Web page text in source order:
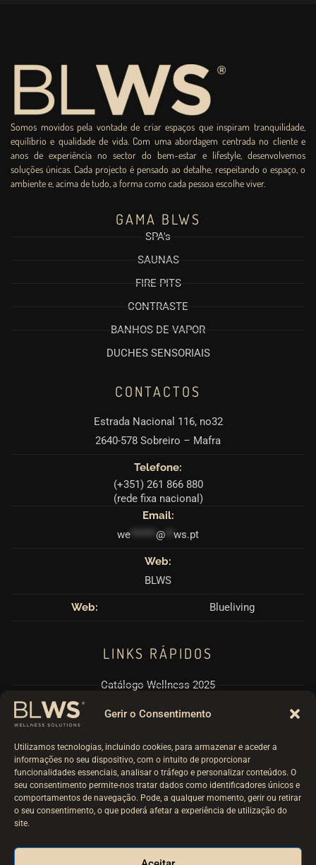
Gerir o Consentimento
Utilizamos tecnologias, incluindo cookies, para armazenar e aceder a
informações no seu dispositivo, com o intuito de proporcionar
funcionalidades essenciais, analisar o tráfego e personalizar conteúdos. O
seu consentimento permite-nos tratar dados como identificadores únicos e
comportamentos de navegação. Pode, a qualquer momento, gerir ou retirar
o seu consentimento, o que poderá afetar a experiência de utilização do
site.
Somos movidos pela vontade de criar espaços que inspiram tranquilidade,
equilíbrio e qualidade de vida. Com uma abordagem centrada no cliente e
anos de experiência no sector do bem-estar e lifestyle, desenvolvemos
soluções únicas. Cada projecto é pensado ao detalhe, respeitando o espaço, o
ambiente e, acima de tudo, a forma como cada pessoa escolhe viver.
GAMA BLWS
SPA's
SAUNAS
FIRE PITS
CONTRASTE
BANHOS DE VAPOR
DUCHES SENSORIAIS
CONTACTOS
Estrada Nacional 116, no32
2640-578 Sobreiro – Mafra
Telefone:
(+351) 261 866 880
(rede fixa nacional)
Email:
we ****** @ ws.pt
Web:
BLWS
Web: Blueliving
LINKS RÁPIDOS
Catálogo Wellness 2025
Pérgulas BioClimáticas
Termos e Condições
Livro Reclamações
BLWS – Wellness Solutions